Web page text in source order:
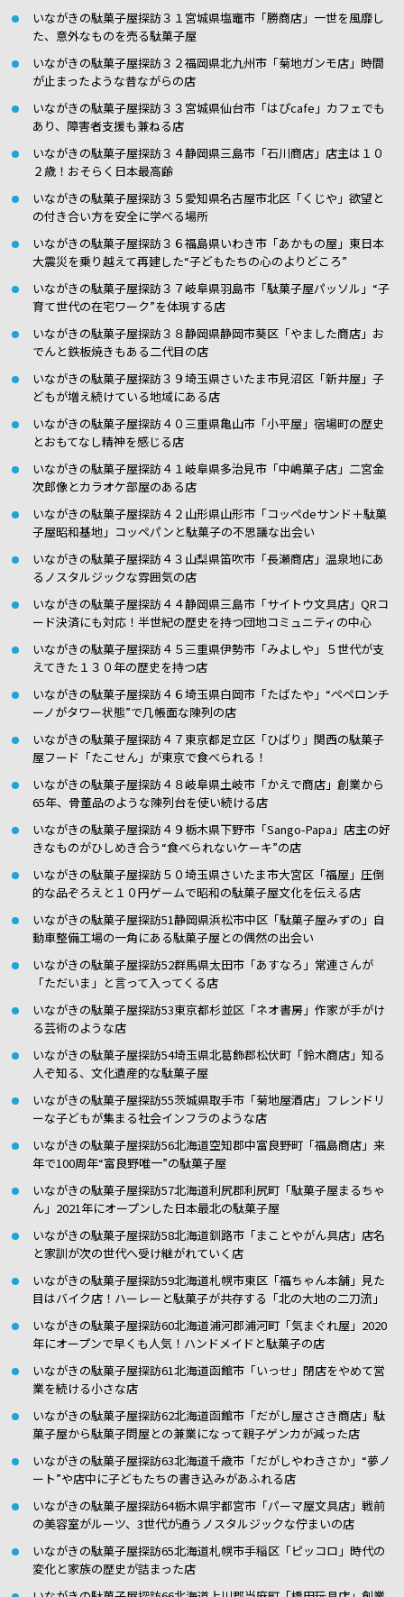
いながきの駄菓子屋探訪３１宮城県塩竈市「勝商店」一世を風靡し
た、意外なものを売る駄菓子屋
いながきの駄菓子屋探訪３２福岡県北九州市「菊地ガンモ店」時間
が止まったような昔ながらの店
いながきの駄菓子屋探訪３３宮城県仙台市「はぴcafe」カフェでも
あり、障害者支援も兼ねる店
いながきの駄菓子屋探訪３４静岡県三島市「石川商店」店主は１０
２歳！おそらく日本最高齢
いながきの駄菓子屋探訪３５愛知県名古屋市北区「くじや」欲望と
の付き合い方を安全に学べる場所
いながきの駄菓子屋探訪３６福島県いわき市「あかもの屋」東日本
大震災を乗り越えて再建した“子どもたちの心のよりどころ”
いながきの駄菓子屋探訪３７岐阜県羽島市「駄菓子屋パッソル」“子
育て世代の在宅ワーク”を体現する店
いながきの駄菓子屋探訪３８静岡県静岡市葵区「やました商店」お
でんと鉄板焼きもある二代目の店
いながきの駄菓子屋探訪３９埼玉県さいたま市見沼区「新井屋」子
どもが増え続けている地域にある店
いながきの駄菓子屋探訪４０三重県亀山市「小平屋」宿場町の歴史
とおもてなし精神を感じる店
いながきの駄菓子屋探訪４１岐阜県多治見市「中嶋菓子店」二宮金
次郎像とカラオケ部屋のある店
いながきの駄菓子屋探訪４２山形県山形市「コッペdeサンド＋駄菓
子屋昭和基地」コッペパンと駄菓子の不思議な出会い
いながきの駄菓子屋探訪４３山梨県笛吹市「長瀬商店」温泉地にあ
るノスタルジックな雰囲気の店
いながきの駄菓子屋探訪４４静岡県三島市「サイトウ文具店」QRコ
ード決済にも対応！半世紀の歴史を持つ団地コミュニティの中心
いながきの駄菓子屋探訪４５三重県伊勢市「みよしや」５世代が支
えてきた１３０年の歴史を持つ店
いながきの駄菓子屋探訪４６埼玉県白岡市「たばたや」“ペペロンチ
ーノがタワー状態”で几帳面な陳列の店
いながきの駄菓子屋探訪４７東京都足立区「ひばり」関西の駄菓子
屋フード「たこせん」が東京で食べられる！
いながきの駄菓子屋探訪４８岐阜県土岐市「かえで商店」創業から
65年、骨董品のような陳列台を使い続ける店
いながきの駄菓子屋探訪４９栃木県下野市「Sango-Papa」店主の好
きなものがひしめき合う“食べられないケーキ”の店
いながきの駄菓子屋探訪５０埼玉県さいたま市大宮区「福屋」圧倒
的な品ぞろえと１０円ゲームで昭和の駄菓子屋文化を伝える店
いながきの駄菓子屋探訪51静岡県浜松市中区「駄菓子屋みずの」自
動車整備工場の一角にある駄菓子屋との偶然の出会い
いながきの駄菓子屋探訪52群馬県太田市「あすなろ」常連さんが
「ただいま」と言って入ってくる店
いながきの駄菓子屋探訪53東京都杉並区「ネオ書房」作家が手がけ
る芸術のような店
いながきの駄菓子屋探訪54埼玉県北葛飾郡松伏町「鈴木商店」知る
人ぞ知る、文化遺産的な駄菓子屋
いながきの駄菓子屋探訪55茨城県取手市「菊地屋酒店」フレンドリ
ーな子どもが集まる社会インフラのような店
いながきの駄菓子屋探訪56北海道空知郡中富良野町「福島商店」来
年で100周年“富良野唯一”の駄菓子屋
いながきの駄菓子屋探訪57北海道利尻郡利尻町「駄菓子屋まるちゃ
ん」2021年にオープンした日本最北の駄菓子屋
いながきの駄菓子屋探訪58北海道釧路市「まことやがん具店」店名
と家訓が次の世代へ受け継がれていく店
いながきの駄菓子屋探訪59北海道札幌市東区「福ちゃん本舗」見た
目はバイク店！ハーレーと駄菓子が共存する「北の大地の二刀流」
いながきの駄菓子屋探訪60北海道浦河郡浦河町「気まぐれ屋」2020
年にオープンで早くも人気！ハンドメイドと駄菓子の店
いながきの駄菓子屋探訪61北海道函館市「いっせ」閉店をやめて営
業を続ける小さな店
いながきの駄菓子屋探訪62北海道函館市「だがし屋ささき商店」駄
菓子屋から駄菓子問屋との兼業になって親子ゲンカが減った店
いながきの駄菓子屋探訪63北海道千歳市「だがしやわきさか」“夢ノ
ート”や店中に子どもたちの書き込みがあふれる店
いながきの駄菓子屋探訪64栃木県宇都宮市「パーマ屋文具店」戦前
の美容室がルーツ、3世代が通うノスタルジックな佇まいの店
いながきの駄菓子屋探訪65北海道札幌市手稲区「ピッコロ」時代の
変化と家族の歴史が詰まった店